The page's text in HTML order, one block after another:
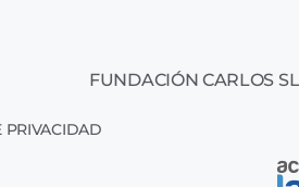
FUNDACIÓN CARLOS
PRIVACIDAD